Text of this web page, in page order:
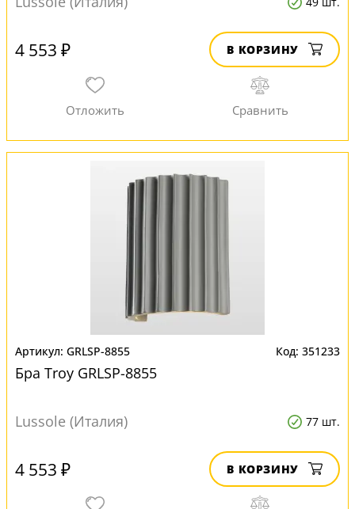
4 553 ₽ В КОРЗИНУ
GRLSP-8855 351233
Бра Troy GRLSP-8855
Lussole (Италия) 77 шт.
4 553 ₽ В КОРЗИНУ